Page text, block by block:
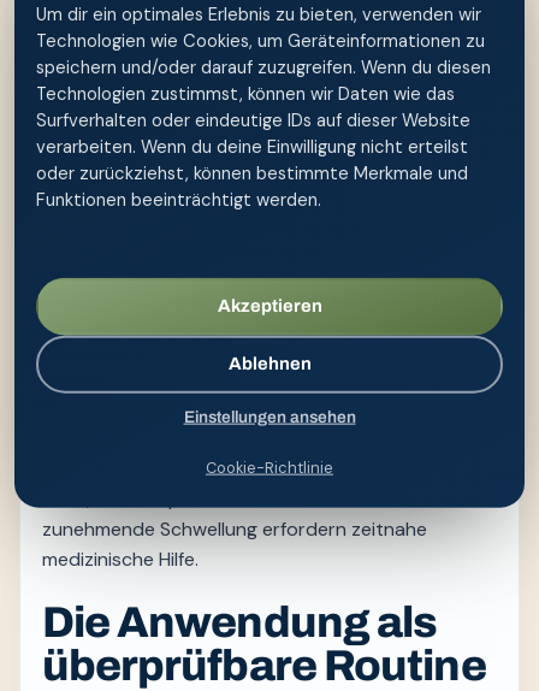
Um dir ein optimales Erlebnis zu bieten, verwenden wir
Technologien wie Cookies, um Geräteinformationen zu
speichern und/oder darauf zuzugreifen. Wenn du diesen
Technologien zustimmst, können wir Daten wie das
Surfverhalten oder eindeutige IDs auf dieser Website
verarbeiten. Wenn du deine Einwilligung nicht erteilst
oder zurückziehst, können bestimmte Merkmale und
Funktionen beeinträchtigt werden.
Akzeptieren
Ablehnen
Einstellungen ansehen
Cookie-Richtlinie
angenehmer machen. Es verkleinert vergrößerte
Hämorrhoiden jedoch nicht und ersetzt keine
Diagnose oder stadiengerechte Behandlung.
Für den Alltag sind drei Ebenen wichtig: schonende
äußere Reinigung, ein möglichst weicher geformter
Stuhl und ein Toilettengang ohne langes Sitzen
oder starkes Pressen. Wer Ballaststoffe steigert,
Zäpfchen und Maßnahmen nach einem Eingriff
werden ausschließlich nach Packungsbeilage oder
ärztlicher Anweisung angewendet.
Blut im oder auf dem Stuhl sollte ärztlich abgeklärt
sind. Starke Schmerzen, Fieber, Eiter, schwarzer
zunehmende Schwellung erfordern zeitnahe
medizinische Hilfe.
Die Anwendung als
überprüfbare Routine